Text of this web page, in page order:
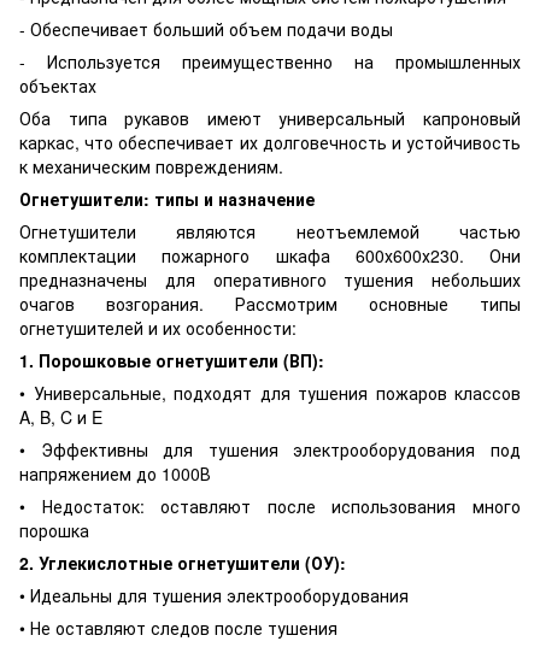
- Обеспечивает больший объем подачи воды
- Используется преимущественно на промышленных
объектах
Оба типа рукавов имеют универсальный капроновый
каркас, что обеспечивает их долговечность и устойчивость
к механическим повреждениям.
Огнетушители: типы и назначение
Огнетушители являются неотъемлемой частью
комплектации пожарного шкафа 600х600х230. Они
предназначены для оперативного тушения небольших
очагов возгорания. Рассмотрим основные типы
огнетушителей и их особенности:
1. Порошковые огнетушители (ВП):
• Универсальные, подходят для тушения пожаров классов
A, B, C и E
• Эффективны для тушения электрооборудования под
напряжением до 1000В
• Недостаток: оставляют после использования много
порошка
2. Углекислотные огнетушители (ОУ):
• Идеальны для тушения электрооборудования
• Не оставляют следов после тушения